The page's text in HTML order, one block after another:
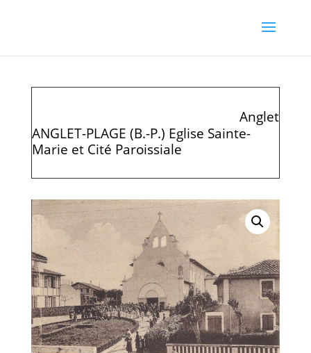
Anglet
ANGLET-PLAGE (B.-P.) Eglise Sainte-
Marie et Cité Paroissiale